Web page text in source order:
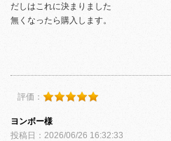
だしはこれに決まりました
無くなったら購入します。
評価：
ヨンボー様
投稿日：2026/06/26 16:32:33